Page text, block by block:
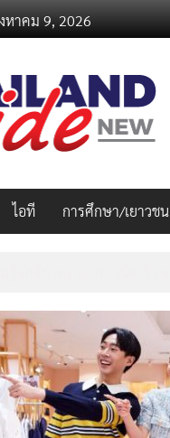
หาคม 9, 2026
ไอที การศึกษา/เยาวชน